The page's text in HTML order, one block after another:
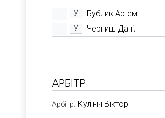
У Бублик Артем
У Черниш Даніл
АРБІТР
Арбітр: Кулініч Віктор